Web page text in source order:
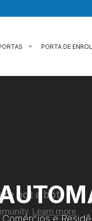
PORTA DE
e